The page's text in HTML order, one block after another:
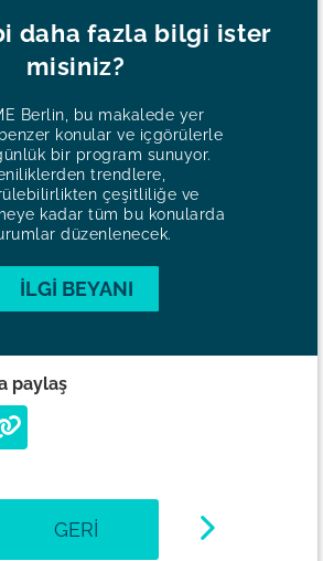
daha fazla bilgi ister
misiniz?
Berlin, bu makalede yer
konular ve içgörülerle
bir program sunuyor.
trendlere,
çeşitliliğe ve
kadar tüm bu konularda
düzenlenecek.
İLGI BEYANI
paylaş
GERI